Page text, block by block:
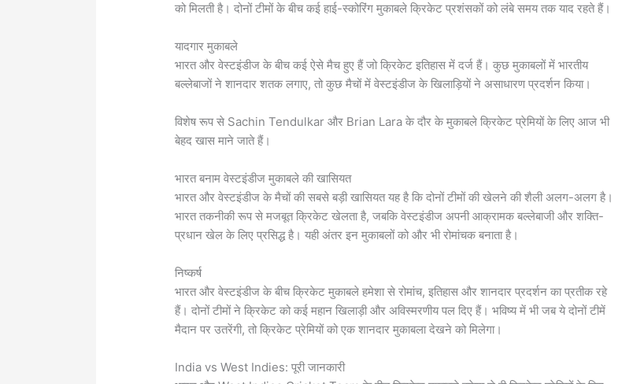
को मिलती है। दोनों टीमों के बीच कई हाई-स्कोरिंग मुकाबले क्रिकेट प्रशंसकों को लंबे समय तक याद रहते हैं।
यादगार मुकाबले
भारत और वेस्टइंडीज के बीच कई ऐसे मैच हुए हैं जो क्रिकेट इतिहास में दर्ज हैं। कुछ मुकाबलों में भारतीय
बल्लेबाजों ने शानदार शतक लगाए, तो कुछ मैचों में वेस्टइंडीज के खिलाड़ियों ने असाधारण प्रदर्शन किया।
विशेष रूप से Sachin Tendulkar और Brian Lara के दौर के मुकाबले क्रिकेट प्रेमियों के लिए आज भी
बेहद खास माने जाते हैं।
भारत बनाम वेस्टइंडीज मुकाबले की खासियत
भारत और वेस्टइंडीज के मैचों की सबसे बड़ी खासियत यह है कि दोनों टीमों की खेलने की शैली अलग-अलग है।
भारत तकनीकी रूप से मजबूत क्रिकेट खेलता है, जबकि वेस्टइंडीज अपनी आक्रामक बल्लेबाजी और शक्ति-
प्रधान खेल के लिए प्रसिद्ध है। यही अंतर इन मुकाबलों को और भी रोमांचक बनाता है।
निष्कर्ष
भारत और वेस्टइंडीज के बीच क्रिकेट मुकाबले हमेशा से रोमांच, इतिहास और शानदार प्रदर्शन का प्रतीक रहे
हैं। दोनों टीमों ने क्रिकेट को कई महान खिलाड़ी और अविस्मरणीय पल दिए हैं। भविष्य में भी जब ये दोनों टीमें
मैदान पर उतरेंगी, तो क्रिकेट प्रेमियों को एक शानदार मुकाबला देखने को मिलेगा।
India vs West Indies: पूरी जानकारी